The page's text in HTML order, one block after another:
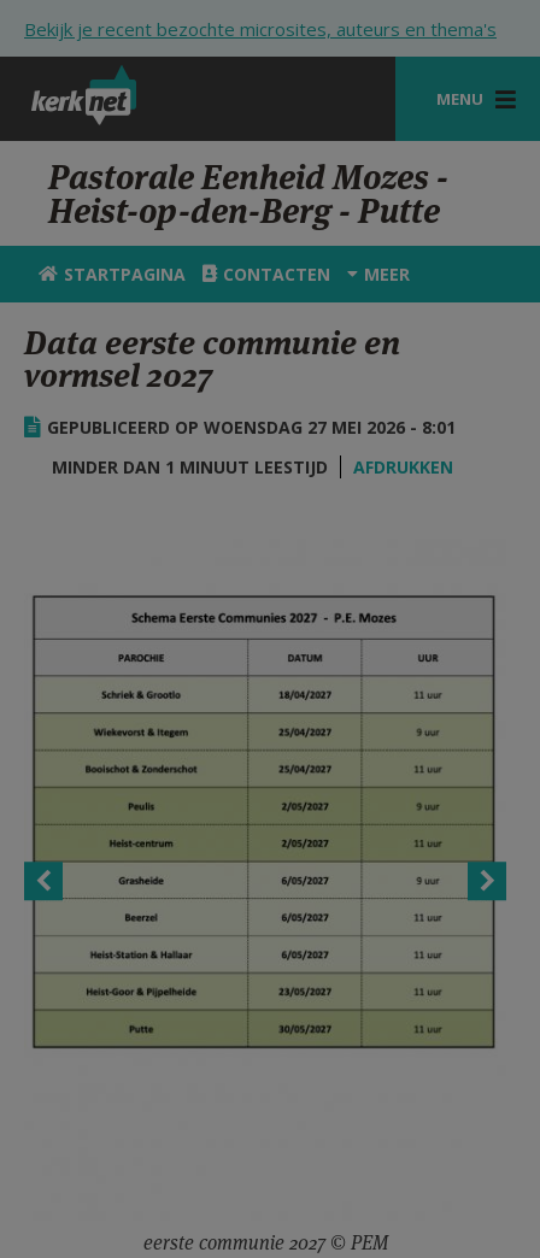
Bekijk je recent bezochte microsites, auteurs en thema's
MENU
STARTPAGINA
KERK
VIERINGEN
ZOEKEN
HULP
STARTPAGINA PORTAAL
Pastorale Eenheid Mozes -
Heist-op-den-Berg - Putte
STARTPAGINA CONTACTEN MEER
Data eerste communie en
vormsel 2027
GEPUBLICEERD OP WOENSDAG 27 MEI 2026 - 8:01
MINDER DAN 1 MINUUT LEESTIJD
AFDRUKKEN
eerste communie 2027 © PEM